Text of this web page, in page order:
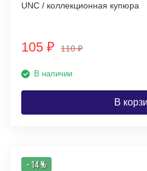
UNC / коллекционная купюра
105 ₽ 110₽
В наличии
В
- 14 %